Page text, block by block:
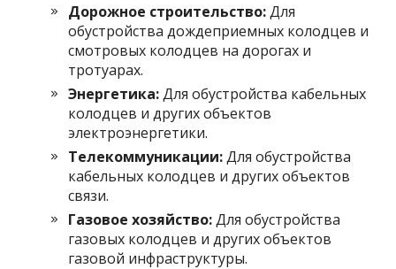
Дорожное строительство:Для
обустройства дождеприемных колодцев и
смотровых колодцев на дорогах и
тротуарах.
Энергетика:Для обустройства кабельных
колодцев и других объектов
электроэнергетики.
Телекоммуникации:Для обустройства
кабельных колодцев и других объектов
связи.
Газовое хозяйство:Для обустройства
газовых колодцев и других объектов
газовой инфраструктуры.